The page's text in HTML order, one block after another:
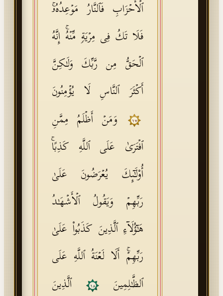
ٱلۡأَحۡزَابِ فَٱلنَّارُ مَوۡعِدُهُۥۚ
فَلَا تَكُ فِی مِرۡیَةࣲ مِّنۡهُۚ إِنَّهُ
ٱلۡحَقُّ مِن رَّبِّكَ وَلَـٰكِنَّ
أَكۡثَرَ ٱلنَّاسِ لَا یُؤۡمِنُونَ
١٧
وَمَنۡ أَظۡلَمُ مِمَّنِ
ٱفۡتَرَىٰ عَلَى ٱللَّهِ كَذِبًاۚ
أُو۟لَـٰۤىِٕكَ یُعۡرَضُونَ عَلَىٰ
رَبِّهِمۡ وَیَقُولُ ٱلۡأَشۡهَـٰدُ
هَـٰۤؤُلَاۤءِ ٱلَّذِینَ كَذَبُوا۟ عَلَىٰ
رَبِّهِمۡۚ أَلَا لَعۡنَةُ ٱللَّهِ عَلَى
ٱلظَّـٰلِمِینَ
١٨
ٱلَّذِینَ